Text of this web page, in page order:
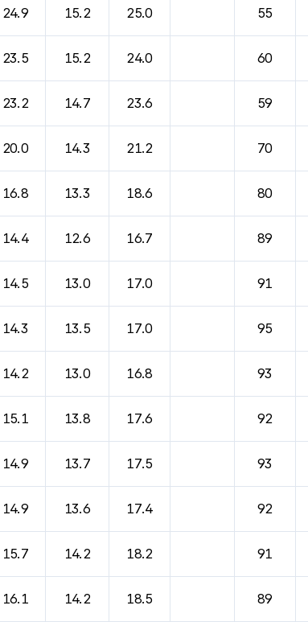
24.9 15.2 25.0 55
23.5 15.2 24.0 60
23.2 14.7 23.6 59
20.0 14.3 21.2 70
16.8 13.3 18.6 80
14.4 12.6 16.7 89
14.5 13.0 17.0 91
14.3 13.5 17.0 95
14.2 13.0 16.8 93
15.1 13.8 17.6 92
14.9 13.7 17.5 93
14.9 13.6 17.4 92
15.7 14.2 18.2 91
16.1 14.2 18.5 89